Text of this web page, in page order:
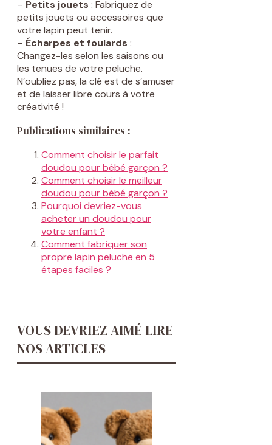
– Petits jouets : Fabriquez de
petits jouets ou accessoires que
votre lapin peut tenir.
– Écharpes et foulards :
Changez-les selon les saisons ou
les tenues de votre peluche.
N’oubliez pas, la clé est de s’amuser
et de laisser libre cours à votre
créativité !
Publications similaires :
Comment choisir le parfait
doudou pour bébé garçon ?
Comment choisir le meilleur
doudou pour bébé garçon ?
Pourquoi devriez-vous
acheter un doudou pour
votre enfant ?
Comment fabriquer son
propre lapin peluche en 5
étapes faciles ?
VOUS DEVRIEZ AIMÉ LIRE
NOS ARTICLES